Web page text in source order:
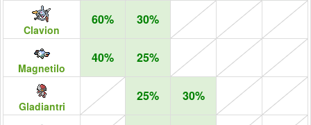
Clavion
60% 30%
Magnetilo
40% 25%
Gladiantri
25% 30%